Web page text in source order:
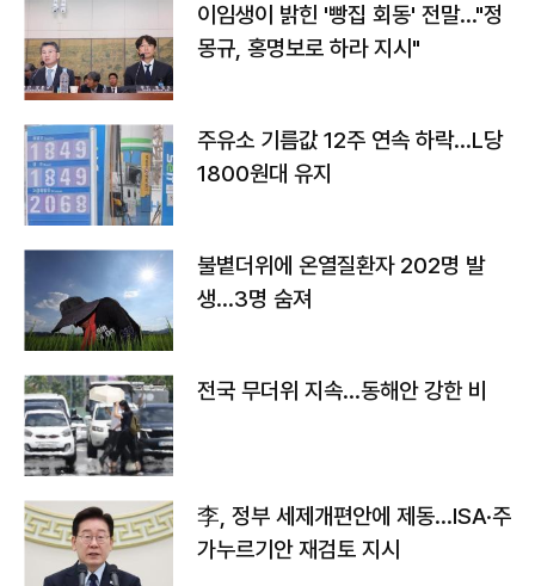
이임생이 밝힌 '빵집 회동' 전말…"정
몽규, 홍명보로 하라 지시"
주유소 기름값 12주 연속 하락…L당
1800원대 유지
불볕더위에 온열질환자 202명 발
생…3명 숨져
전국 무더위 지속…동해안 강한 비
李, 정부 세제개편안에 제동…ISA·주
가누르기안 재검토 지시